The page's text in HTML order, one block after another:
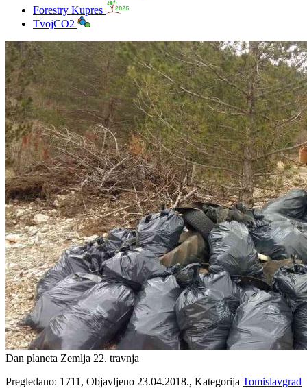
Forestry Kupres
TvojCO2
Dan planeta Zemlja 22. travnja
Pregledano: 1711, Objavljeno 23.04.2018., Kategorija Tomislavgrad